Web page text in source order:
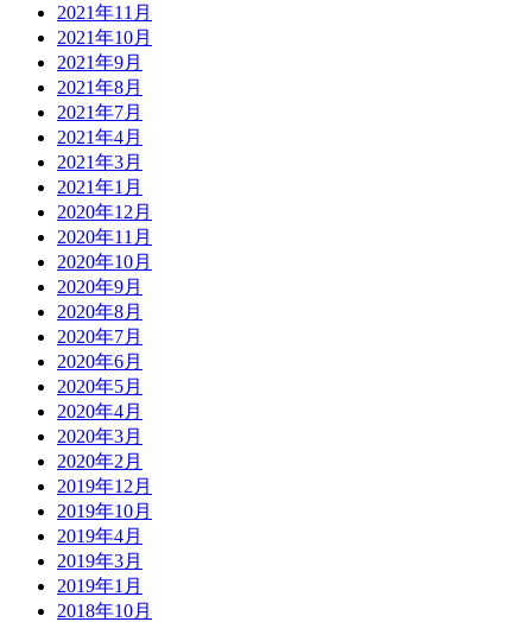
2021年11月
2021年10月
2021年9月
2021年8月
2021年7月
2021年4月
2021年3月
2021年1月
2020年12月
2020年11月
2020年10月
2020年9月
2020年8月
2020年7月
2020年6月
2020年5月
2020年4月
2020年3月
2020年2月
2019年12月
2019年10月
2019年4月
2019年3月
2019年1月
2018年10月